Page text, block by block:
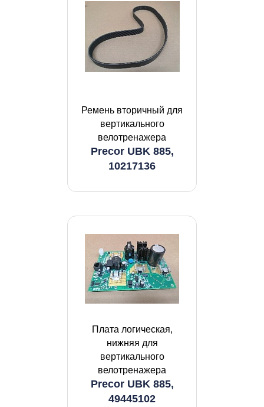
Ремень вторичный для
вертикального
велотренажера
Precor UBK 885,
10217136
Плата логическая,
нижняя для
вертикального
велотренажера
Precor UBK 885,
49445102